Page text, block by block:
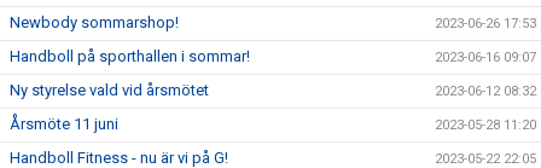
Newbody sommarshop! 2023-06-26 17:53
Handboll på sporthallen i sommar! 2023-06-16 09:07
Ny styrelse vald vid årsmötet 2023-06-12 08:32
Årsmöte 11 juni 2023-05-28 11:20
Handboll Fitness - nu är vi på G! 2023-05-22 22:05